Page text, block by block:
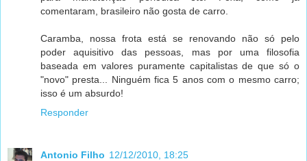
comentaram, brasileiro não gosta de carro.
Caramba, nossa frota está se renovando não só pelo
poder aquisitivo das pessoas, mas por uma filosofia
baseada em valores puramente capitalistas de que só o
"novo" presta... Ninguém fica 5 anos com o mesmo carro;
isso é um absurdo!
Responder
Antonio Filho 12/12/2010, 18:25